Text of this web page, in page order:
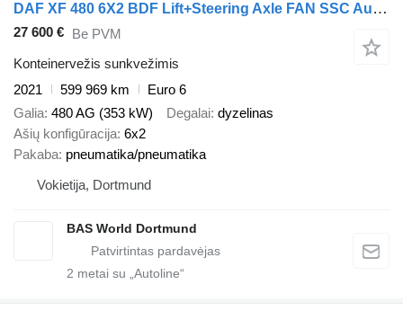
DAF XF 480 6X2 BDF Lift+Steering Axle FAN SSC Automatic Retarder
27 600 € Be PVM
Konteinervežis sunkvežimis
2021
599 969 km
Euro 6
Galia 480 AG (353 kW) Degalai dyzelinas
Ašių konfigūracija 6x2
Pakaba pneumatika/pneumatika
Vokietija, Dortmund
BAS World Dortmund
2 metai su „Autoline“